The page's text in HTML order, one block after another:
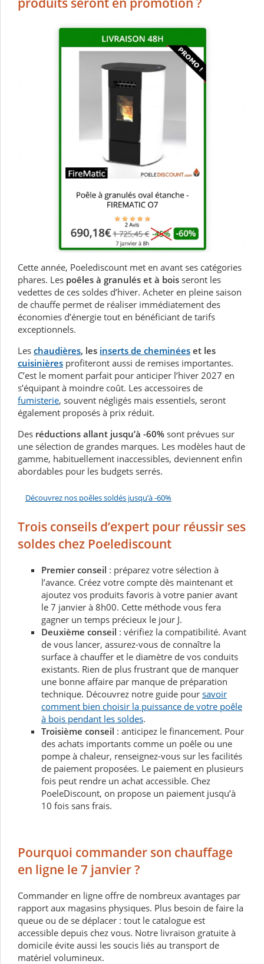
Cette année, Poelediscount met en avant ses catégories
phares. Les poêles à granulés et à bois seront les
vedettes de ces soldes d’hiver. Acheter en pleine saison
de chauffe permet de réaliser immédiatement des
économies d’énergie tout en bénéficiant de tarifs
exceptionnels.
Les chaudières, les inserts de cheminées et les
cuisinières profiteront aussi de remises importantes.
C’est le moment parfait pour anticiper l’hiver 2027 en
s’équipant à moindre coût. Les accessoires de
fumisterie, souvent négligés mais essentiels, seront
également proposés à prix réduit.
Des réductions allant jusqu’à -60% sont prévues sur
une sélection de grandes marques. Les modèles haut de
gamme, habituellement inaccessibles, deviennent enfin
abordables pour les budgets serrés.
Découvrez nos poêles soldés jusqu’à -60%
Trois conseils d’expert pour réussir ses
soldes chez Poelediscount
Premier conseil : préparez votre sélection à
l’avance. Créez votre compte dès maintenant et
ajoutez vos produits favoris à votre panier avant
le 7 janvier à 8h00. Cette méthode vous fera
gagner un temps précieux le jour J.
Deuxième conseil : vérifiez la compatibilité. Avant
de vous lancer, assurez-vous de connaître la
surface à chauffer et le diamètre de vos conduits
existants. Rien de plus frustrant que de manquer
une bonne affaire par manque de préparation
technique. Découvrez notre guide pour savoir
comment bien choisir la puissance de votre poêle
à bois pendant les soldes.
Troisième conseil : anticipez le financement. Pour
des achats importants comme un poêle ou une
pompe à chaleur, renseignez-vous sur les facilités
de paiement proposées. Le paiement en plusieurs
fois peut rendre un achat accessible. Chez
PoeleDiscount, on propose un paiement jusqu’à
10 fois sans frais.
Pourquoi commander son chauffage
en ligne le 7 janvier ?
Commander en ligne offre de nombreux avantages par
rapport aux magasins physiques. Plus besoin de faire la
queue ou de se déplacer : tout le catalogue est
accessible depuis chez vous. Notre livraison gratuite à
domicile évite aussi les soucis liés au transport de
matériel volumineux.